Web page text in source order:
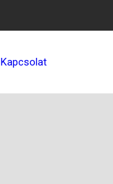
Kapcsolat